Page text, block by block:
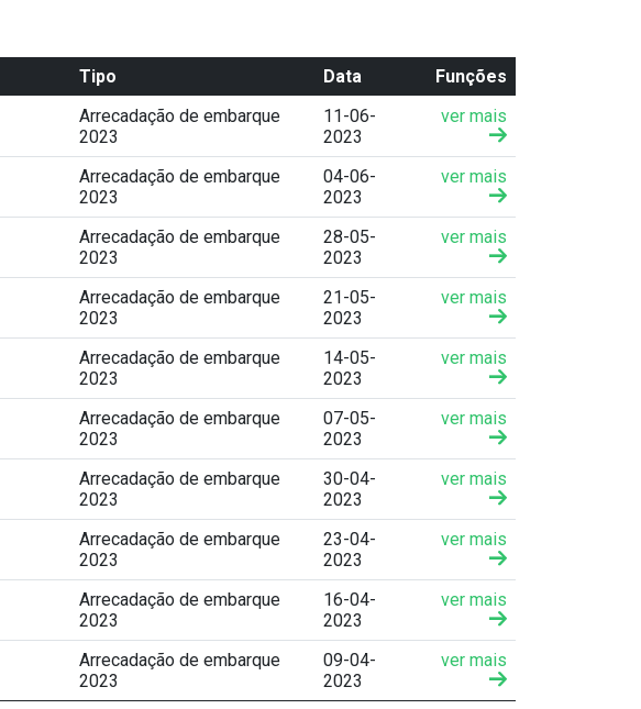
Tipo Data
Funções
Arrecadação de embarque
2023
11-06-
2023
ver mais
Arrecadação de embarque
2023
04-06-
2023
ver mais
Arrecadação de embarque
2023
28-05-
2023
ver mais
Arrecadação de embarque
2023
21-05-
2023
ver mais
Arrecadação de embarque
2023
14-05-
2023
ver mais
Arrecadação de embarque
2023
07-05-
2023
ver mais
Arrecadação de embarque
2023
30-04-
2023
ver mais
Arrecadação de embarque
2023
23-04-
2023
ver mais
Arrecadação de embarque
2023
16-04-
2023
ver mais
Arrecadação de embarque
2023
09-04-
2023
ver mais